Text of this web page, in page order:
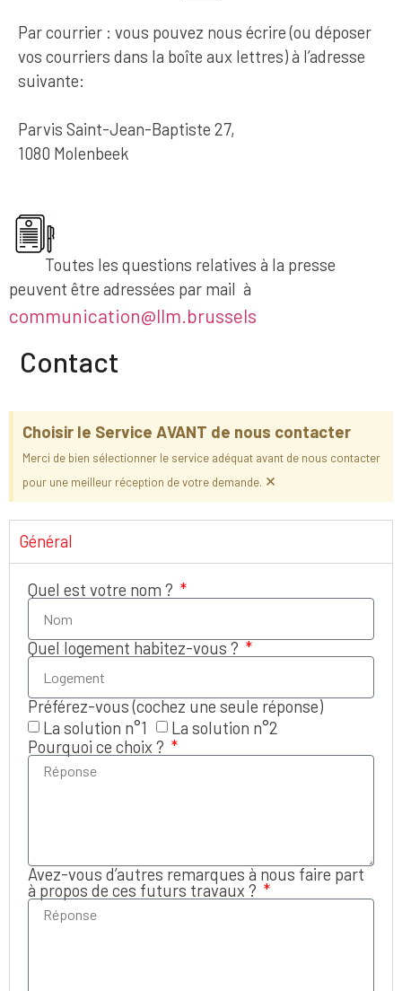
Par courrier : vous pouvez nous écrire (ou déposer
vos courriers dans la boîte aux lettres) à l’adresse
suivante:
Parvis Saint-Jean-Baptiste 27,
1080 Molenbeek
Toutes les questions relatives à la presse
peuvent être adressées par mail à
communication@llm.brussels
Contact
Choisir le Service AVANT de nous contacter
Merci de bien sélectionner le service adéquat avant de nous contacter
pour une meilleur réception de votre demande. ×
Général
Quel est votre nom ?
Quel logement habitez-vous ?
Préférez-vous (cochez une seule réponse)
La solution n°1
La solution n°2
Pourquoi ce choix ?
Avez-vous d’autres remarques à nous faire part
à propos de ces futurs travaux ?